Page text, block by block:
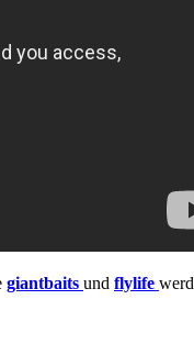
giantbaits und flylife